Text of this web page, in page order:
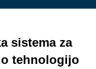
sistema za
tehnologijo